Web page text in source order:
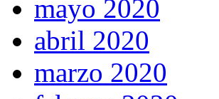
mayo 2020
abril 2020
marzo 2020